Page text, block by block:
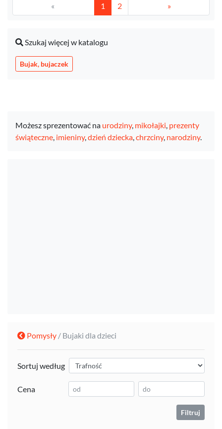
« 1 2 »
Szukaj więcej w katalogu
Bujak, bujaczek
Możesz sprezentować na urodziny, mikołajki, prezenty
świąteczne, imieniny,dzień dziecka,chrzciny, narodziny.
Pomysły / Bujaki dla dzieci
Sortuj według
Cena
Filtruj